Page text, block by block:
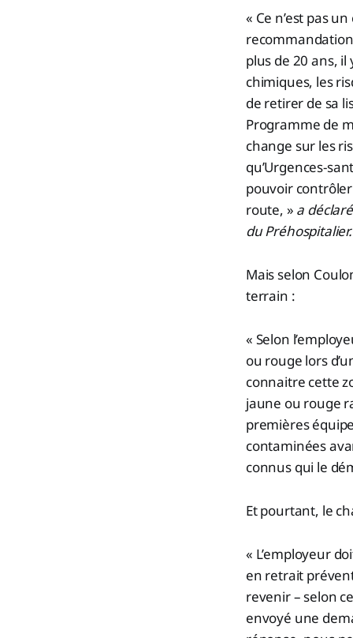
« Ce n’est pas
plus de 20 ans,
chimiques, les
de retirer de sa
Programme de
change sur les
qu’Urgences-
pouvoir
route, » a
du Préhospitalier.
Mais selon
terrain :
« Selon
ou rouge lors
connaitre cette
jaune ou rouge
premières
contaminées
connus qui le
Et pourtant, le
« L’employeur
en retrait
revenir – selon
envoyé une